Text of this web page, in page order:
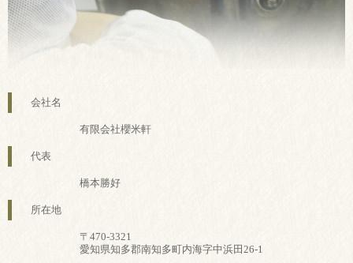
会社名
有限会社櫻米軒
代表
橋本勝好
所在地
〒470-3321
愛知県知多郡南知多町内海字中浜田26-1